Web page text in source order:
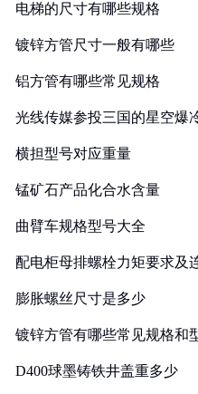
电梯的尺寸有哪些规格
镀锌方管尺寸一般有哪些
铝方管有哪些常见规格
光线传媒参投三国的星空爆
横担型号对应重量
锰矿石产品化合水含量
曲臂车规格型号大全
配电柜母排螺栓力矩要求及
膨胀螺丝尺寸是多少
镀锌方管有哪些常见规格和
D400球墨铸铁井盖重多少